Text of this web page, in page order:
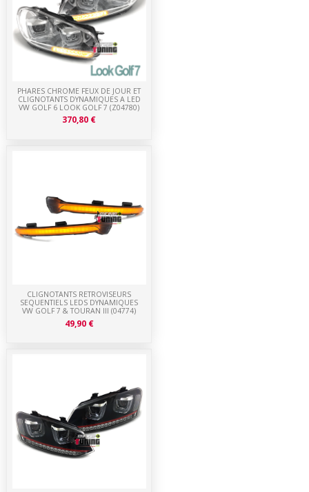
CLIGNOTANTS RETROVISEURS
SEQUENTIELS LEDS DYNAMIQUES
VW GOLF 7 & TOURAN III (04774)
49,90 €
PHARES CHROME FEUX DE JOUR ET
CLIGNOTANTS DYNAMIQUES A LED
VW GOLF 6 LOOK GOLF 7 (Z04780)
370,80 €